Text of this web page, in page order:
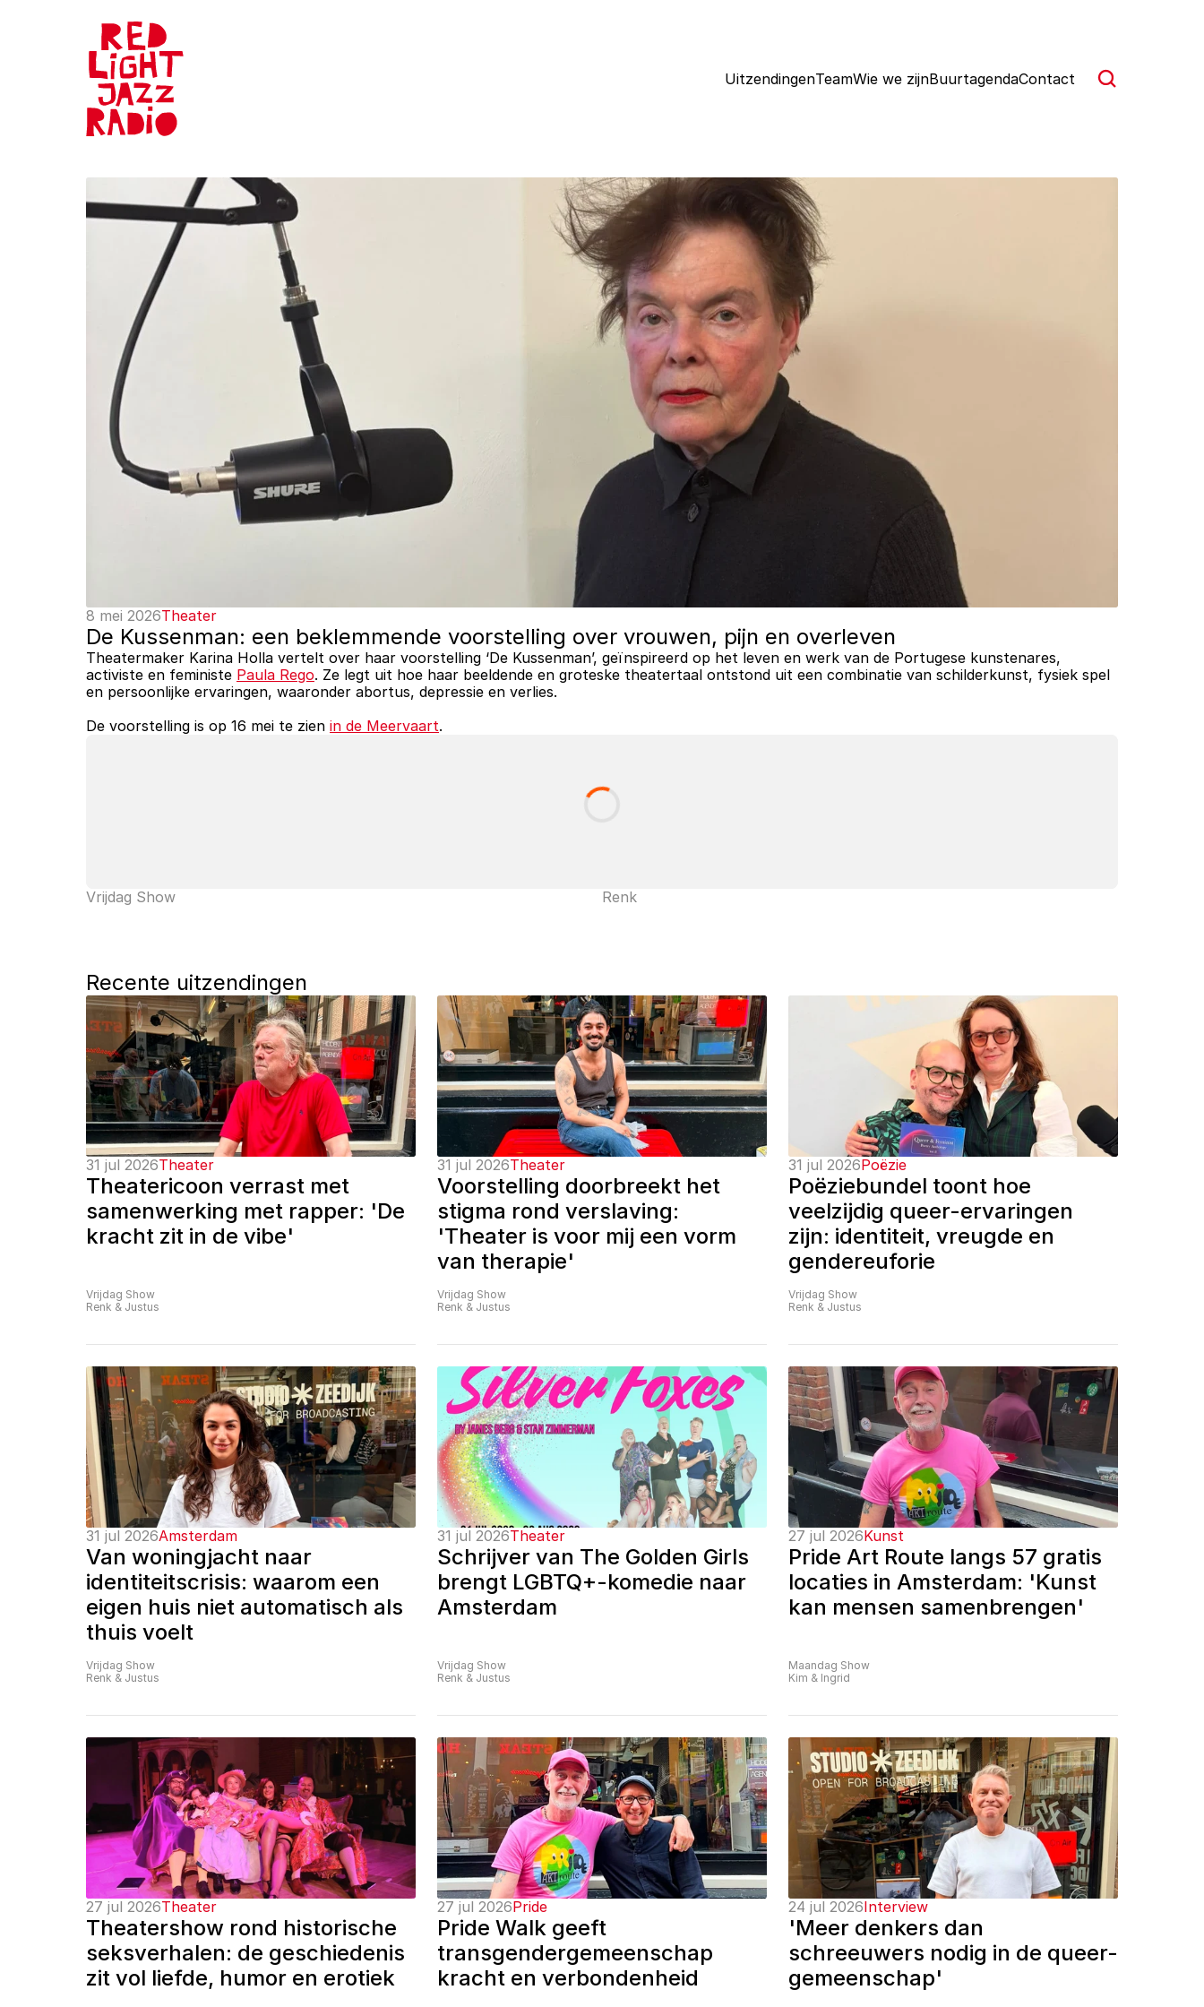
UitzendingenTeamWie we zijnBuurtagendaContact
8 mei 2026Theater
De Kussenman: een beklemmende voorstelling over vrouwen, pijn en overleven
Theatermaker Karina Holla vertelt over haar voorstelling ‘De Kussenman’, geïnspireerd op het leven en werk van de Portugese kunstenares,
activiste en feministe Paula Rego. Ze legt uit hoe haar beeldende en groteske theatertaal ontstond uit een combinatie van schilderkunst, fysiek spel
en persoonlijke ervaringen, waaronder abortus, depressie en verlies.
De voorstelling is op 16 mei te zien in de Meervaart.
Vrijdag Show Renk
Recente uitzendingen
31 jul 2026Theater
Theatericoon verrast met
samenwerking met rapper: 'De
kracht zit in de vibe'
Vrijdag Show
Renk & Justus
31 jul 2026Theater
Voorstelling doorbreekt het
stigma rond verslaving:
'Theater is voor mij een vorm
van therapie'
Vrijdag Show
Renk & Justus
31 jul 2026Poëzie
Poëziebundel toont hoe
veelzijdig queer-ervaringen
zijn: identiteit, vreugde en
gendereuforie
Vrijdag Show
Renk & Justus
31 jul 2026Amsterdam
Van woningjacht naar
identiteitscrisis: waarom een
eigen huis niet automatisch als
thuis voelt
Vrijdag Show
Renk & Justus
31 jul 2026Theater
Schrijver van The Golden Girls
brengt LGBTQ+-komedie naar
Amsterdam
Vrijdag Show
Renk & Justus
27 jul 2026Kunst
Pride Art Route langs 57 gratis
locaties in Amsterdam: 'Kunst
kan mensen samenbrengen'
Maandag Show
Kim & Ingrid
27 jul 2026Theater
Theatershow rond historische
seksverhalen: de geschiedenis
zit vol liefde, humor en erotiek
27 jul 2026Pride
Pride Walk geeft
transgendergemeenschap
kracht en verbondenheid
24 jul 2026Interview
'Meer denkers dan
schreeuwers nodig in de queer-
gemeenschap'